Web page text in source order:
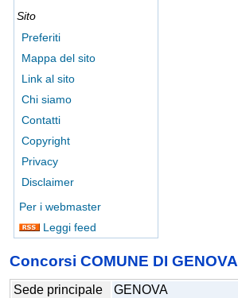
Sito
Preferiti
Mappa del sito
Link al sito
Chi siamo
Contatti
Copyright
Privacy
Disclaimer
Per i webmaster
Leggi feed
Concorsi COMUNE DI GENOVA
Sede principale
GENOVA